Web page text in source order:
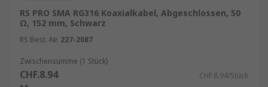
RS PRO SMA RG316 Koaxialkabel, Abgeschlossen, 50
Ω, 152 mm, Schwarz
RS Best.-Nr. 227-2087
Zwischensumme (1 Stück)
CHF.8.94 CHF.8.94/Stück